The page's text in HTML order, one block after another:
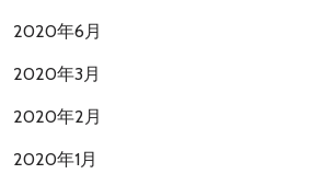
2020年6月
2020年3月
2020年2月
2020年1月